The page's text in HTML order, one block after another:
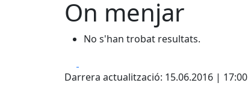
On menjar
No s'han trobat resultats.
Darrera actualització: 15.06.2016 | 17:00